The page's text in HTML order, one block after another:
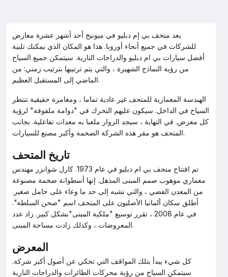
يعد متحف بي إم دبليو في ميونيخ أحد أشهر عشرة معارض
للشركات في جميع أنحاء أوروبا. هذا هو المكان الذي يمكنك تلبية
أفضل سيارات بي ام دبليو والدراجات النارية. سيتمكن جميع السياح
من رؤية النماذج الشهيرة ، والتي يتم ترتيبها بترتيب زمني: من
الماضي إلى المستقبل العظيم.
الهندسة المعمارية للمتحف غير عادية تماما ، ومغامرة حقيقية تنتظر
السياح في الداخل. سيكون عليهم التحرك في "دوامة ملفوفة" لرؤية
كل معرض. في النهاية ، سيجد الزوار ملعبا به معدات تفاعلية. بجانب
المتحف هو مقر هذه الشركة الضخمة وأكبر مصنع للسيارات.
تاريخ المتحف
تم افتتاح متحف بي ام دبليو في عام 1973. كارل شوانزر مهندس
معماري موهوب صمم المبنى المذهل. إنها أسطوانة ضخمة مصنوعة
من المعدن الفضي ، والتي تشبه إلى حد ما وعاء على حامل صغير.
أطلق سكان ألمانيا الأصليون على المتحف اسم "صحن السلطة".
في عام 2008 ، تقرر توسيع "ملكية المبنى"بشكل كبير. زاد عدد
المعروضات ، وكذلك زادت مساحة المبنى.
المعرض
كل شيء يبدأ بتلك المواقف التي تحكي عن أصول أكبر شركة.
سيتمكن السياح من رؤية محركات الطائرات والدراجات النارية